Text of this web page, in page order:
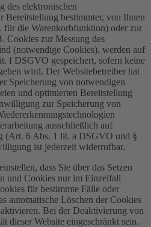
des elektronischen
Bereitstellung bestimmter, von Ihnen
für die Warenkorbfunktion) oder zur
Cookies zur Messung des
(notwendige Cookies), werden auf
f DSGVO gespeichert, sofern keine
wird. Der Websitebetreiber hat
Speicherung von notwendigen
und optimierten Bereitstellung
zur Speicherung von
ausschließlich auf
(Art. 6 Abs. 1 lit. a DSGVO und §
ist jederzeit widerrufbar.
dass Sie über das Setzen
und Cookies nur im Einzelfall
für bestimmte Fälle oder
automatische Löschen der Cookies
Bei der Deaktivierung von
dieser Website eingeschränkt sein.